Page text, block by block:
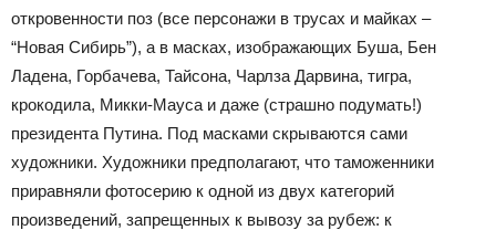
откровенности поз (все персонажи в трусах и майках –
“Новая Сибирь”), а в масках, изображающих Буша, Бен
Ладена, Горбачева, Тайсона, Чарлза Дарвина, тигра,
крокодила, Микки-Мауса и даже (страшно подумать!)
президента Путина. Под масками скрываются сами
художники. Художники предполагают, что таможенники
приравняли фотосерию к одной из двух категорий
произведений, запрещенных к вывозу за рубеж: к